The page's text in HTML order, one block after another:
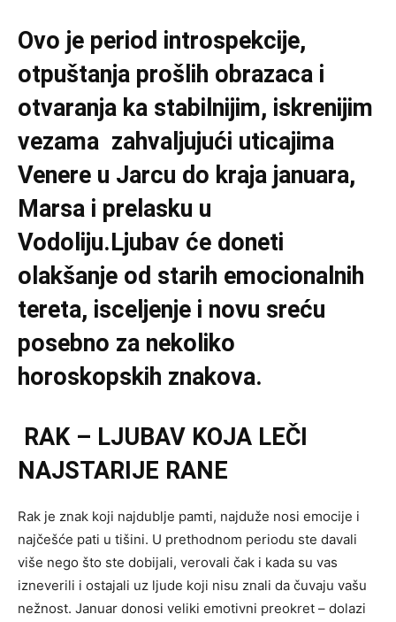
Ovo je period introspekcije,
otpuštanja prošlih obrazaca i
otvaranja ka stabilnijim, iskrenijim
vezama zahvaljujući uticajima
Venere u Jarcu do kraja januara,
Marsa i prelasku u
Vodoliju.Ljubav će doneti
olakšanje od starih emocionalnih
tereta, isceljenje i novu sreću
posebno za nekoliko
horoskopskih znakova.
RAK – LJUBAV KOJA LEČI
NAJSTARIJE RANE
Rak je znak koji najdublje pamti, najduže nosi emocije i
najčešće pati u tišini. U prethodnom periodu ste davali
više nego što ste dobijali, verovali čak i kada su vas
izneverili i ostajali uz ljude koji nisu znali da čuvaju vašu
nežnost. Januar donosi veliki emotivni preokret – dolazi